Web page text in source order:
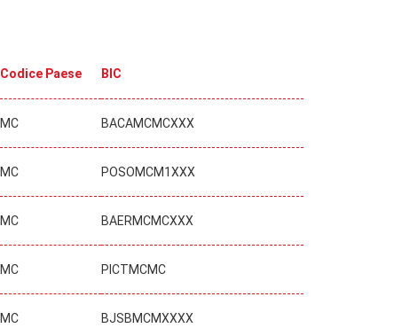
Codice Paese BIC
MC BACAMCMCXXX
MC POSOMCM1XXX
MC BAERMCMCXXX
MC PICTMCMC
MC BJSBMCMXXXX